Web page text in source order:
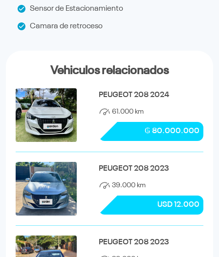
Sensor de Estacionamiento
Camara de retroceso
Vehiculos relacionados
PEUGEOT 208 2024
61.000 km
₲ 80.000.000
PEUGEOT 208 2023
39.000 km
USD 12.000
PEUGEOT 208 2023